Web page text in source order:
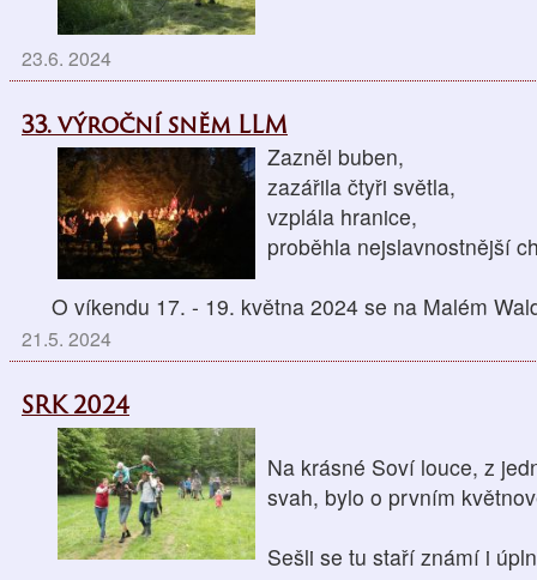
23.6. 2024
33. výroční sněm LLM
Zazněl buben,
zazářila čtyři světla,
vzplála hranice,
proběhla nejslavnostnější
O víkendu 17. - 19. května 2024 se na Malém
21.5. 2024
SRK 2024
Na krásné Soví louce, z
svah, bylo o prvním
Sešli se tu staří známí i